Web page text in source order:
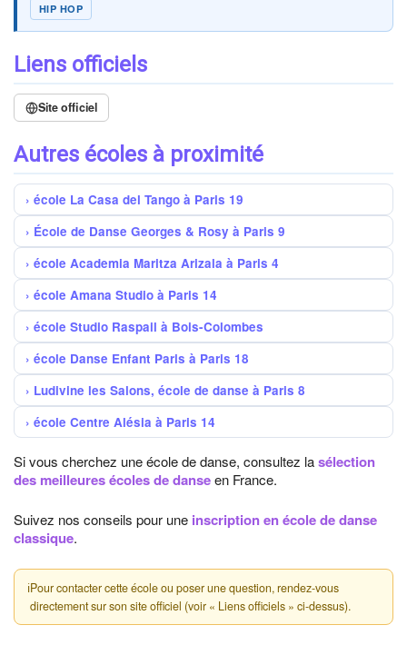
HIP HOP
Liens officiels
Site officiel
Autres écoles à proximité
école La Casa del Tango à Paris 19
École de Danse Georges & Rosy à Paris 9
école Academia Maritza Arizala à Paris 4
école Amana Studio à Paris 14
école Studio Raspail à Bois-Colombes
école Danse Enfant Paris à Paris 18
Ludivine les Salons, école de danse à Paris 8
école Centre Alésia à Paris 14
Si vous cherchez une école de danse, consultez lasélection
des meilleures écoles de danseen France.
Suivez nos conseils pour une inscription en école de danse
classique.
ℹPour contacter cette école ou poser une question, rendez-vous
directement sur son site officiel (voir « Liens officiels » ci-dessus).